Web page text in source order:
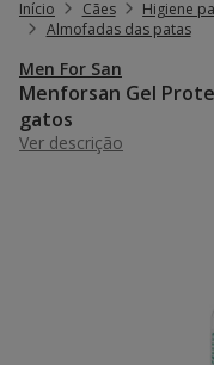
Início Cães Higiene
Almofadas das patas
Men For San
Menforsan Gel
gatos
Ver descrição